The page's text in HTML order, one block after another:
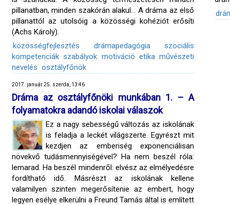
pillanatban, minden szakórán alakul… A dráma az első
pillanattól az utolsóig a közösségi kohéziót erősíti
(Achs Károly).
közösségfejlesztés
drámapedagógia
szociális
kompetenciák szabályok motiváció etika művészeti
nevelés osztályfőnök
2017. január 25. szerda, 13:46
Dráma az osztályfőnöki munkában 1. – A
folyamatokra adandó iskolai válaszok
Ez a nagy sebességű változás az iskolának
is feladja a leckét világszerte. Egyrészt mit
kezdjen az emberiség exponenciálisan
növekvő tudásmennyiségével? Ha nem beszél róla:
lemarad. Ha beszél mindenről: elvész az elmélyedésre
fordítható idő. Másrészt az iskolának kellene
valamilyen szinten megerősítenie az embert, hogy
legyen esélye elkerülni a Freund Tamás által is említett